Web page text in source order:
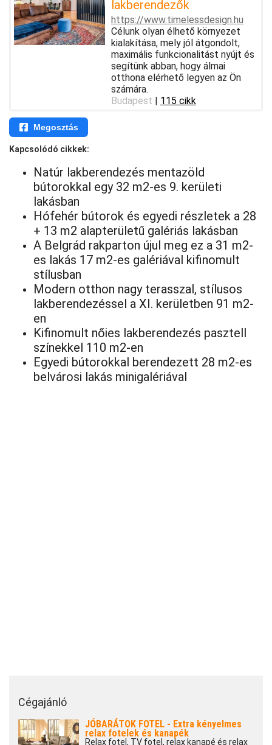
lakberendezők
https://www.timelessdesign.hu
Célunk olyan élhető környezet
kialakítása, mely jól átgondolt,
maximális funkcionalitást nyújt és
segítünk abban, hogy álmai
otthona elérhető legyen az Ön
számára.
Budapest | 115 cikk
Megosztás
Kapcsolódó cikkek:
Natúr lakberendezés mentazöld
bútorokkal egy 32 m2-es 9. kerületi
lakásban
Hófehér bútorok és egyedi részletek a 28
+ 13 m2 alapterületű galériás lakásban
A Belgrád rakparton újul meg ez a 31 m2-
es lakás 17 m2-es galériával kifinomult
stílusban
Modern otthon nagy terasszal, stílusos
lakberendezéssel a XI. kerületben 91 m2-
en
Kifinomult nőies lakberendezés pasztell
színekkel 110 m2-en
Egyedi bútorokkal berendezett 28 m2-es
belvárosi lakás minigalériával
Cégajánló
JÓBARÁTOK FOTEL - Extra kényelmes
relax fotelek és kanapék
Relax fotel, TV fotel, relax kanapé és relax